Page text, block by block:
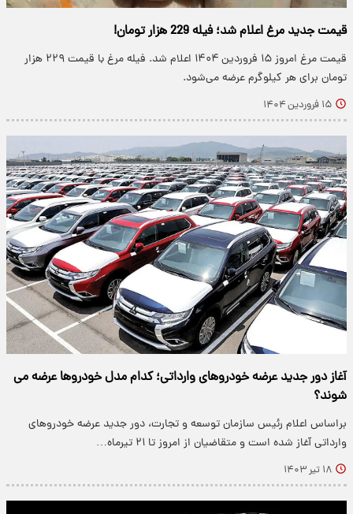
قیمت جدید مرغ اعلام شد؛ فیله 229 هزار تومان!
قیمت مرغ امروز ۱۵ فروردین ۱۴۰۴ اعلام شد. فیله مرغ با قیمت ۲۲۹ هزار
تومان برای هر کیلوگرم عرضه می‌شود.
۱۵ فروردین ۱۴۰۴
آغاز دور جدید عرضه خودروهای وارداتی؛ کدام مدل خودروها عرضه می
شوند؟
براساس اعلام رئیس سازمان توسعه و تجارت، دور جدید عرضه خودروهای
وارداتی آغاز شده است و متقاضیان از امروز تا ۲۱ تیرماه…
۱۸ تیر ۱۴۰۳